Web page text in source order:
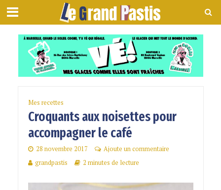
Mes recettes
Croquants aux noisettes pour
accompagner le café
28 novembre 2017
Ajoute un commentaire
grandpastis
2 minutes de lecture